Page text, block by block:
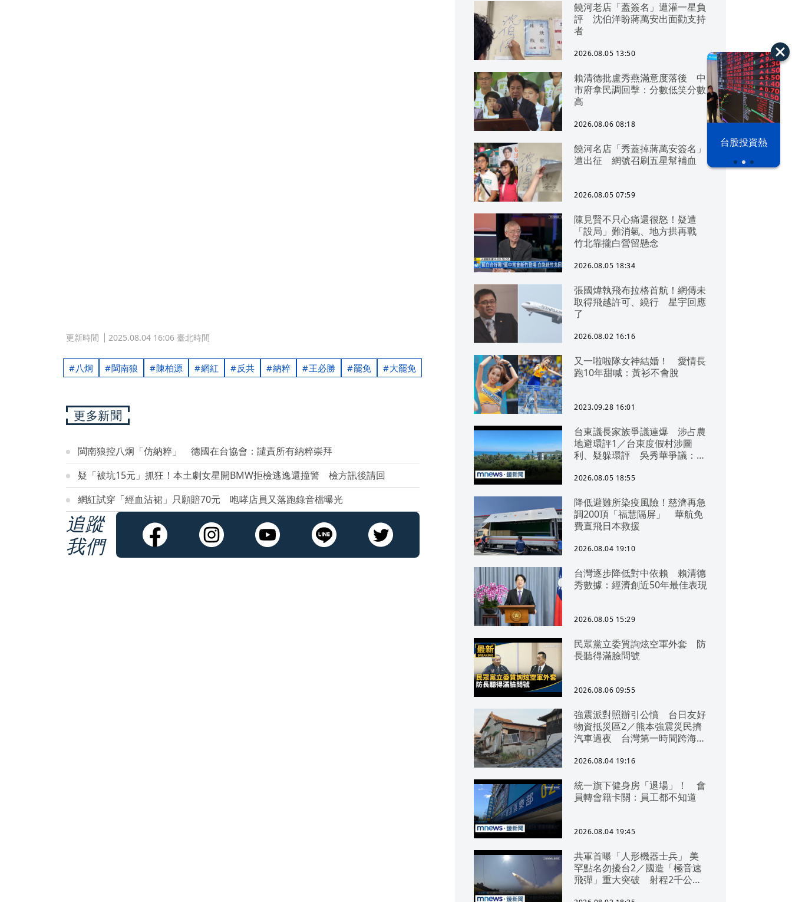
之下
台股投資熱
更新時間 2025.08.04 16:06 臺北時間
八炯 閩南狼 陳柏源 網紅 反共 納粹 王必勝 罷免 大罷免
更多新聞
閩南狼控八炯「仿納粹」 德國在台協會：譴責所有納粹崇拜
疑「被坑15元」抓狂！本土劇女星開BMW拒檢逃逸還撞警 檢方訊後請回
網紅試穿「經血沾裙」只願賠70元 咆哮店員又落跑錄音檔曝光
追蹤
我們
饒河老店「蓋簽名」遭灌一星負
評 沈伯洋盼蔣萬安出面勸支持
者
2026.08.05 13:50
賴清德批盧秀燕滿意度落後 中
市府拿民調回擊：分數低笑分數
高
2026.08.06 08:18
饒河名店「秀蓋掉蔣萬安簽名」
遭出征 網號召刷五星幫補血
2026.08.05 07:59
陳見賢不只心痛還很怒！疑遭
「設局」難消氣、地方拱再戰
竹北靠攏白營留懸念
2026.08.05 18:34
張國煒執飛布拉格首航！網傳未
取得飛越許可、繞行 星宇回應
了
2026.08.02 16:16
又一啦啦隊女神結婚！ 愛情長
跑10年甜喊：黃衫不會脫
2023.09.28 16:01
台東議長家族爭議連爆 涉占農
地避環評1／台東度假村涉圖
利、疑躲環評 吳秀華爭議：概
2026.08.05 18:55
降低避難所染疫風險！慈濟再急
調200頂「福慧隔屏」 華航免
費直飛日本救援
2026.08.04 19:10
台灣逐步降低對中依賴 賴清德
秀數據：經濟創近50年最佳表現
2026.08.05 15:29
民眾黨立委質詢炫空軍外套 防
長聽得滿臉問號
2026.08.06 09:55
強震派對照辦引公憤 台日友好
物資抵災區2／熊本強震災民擠
汽車過夜 台灣第一時間跨海急
2026.08.04 19:16
統一旗下健身房「退場」！ 會
員轉會籍卡關：員工都不知道
2026.08.04 19:45
共軍首曝「人形機器士兵」 美
罕點名勿擾台2／國造「極音速
飛彈」重大突破 射程2千公里